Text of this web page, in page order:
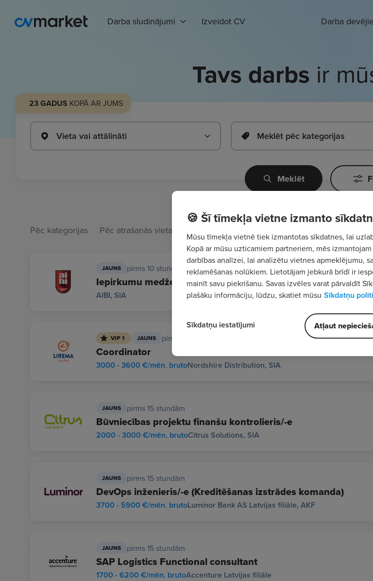
Darba sludinājumi Izveidot CV Darba
Tavs darbs ir
23 GADUS KOPĀ AR JUMS
Vieta vai attālināti Meklēt pēc kategorijas
Meklēt
Pēc kategorijas Pēc atrašanās vietas
JAUNS pirms 10 stundām
Iepirkumu medžeris/-e
AIBI, SIA
VIP 1 JAUNS pirms 10 stundām
Coordinator
Nordshire Distribution, SIA
3000 - 3600 €/mēn. bruto
JAUNS pirms 15 stundām
Būvniecības projektu finanšu kontrolieris/-e
Citrus Solutions, SIA
2000 - 3000 €/mēn. bruto
JAUNS pirms 15 stundām
DevOps inženieris/-e (Kreditēšanas izstrādes komanda)
Luminor Bank AS Latvijas filiāle, AKF
3700 - 5900 €/mēn. bruto
JAUNS pirms 15 stundām
SAP Logistics Functional consultant
Accenture Latvijas filiāle
1700 - 6200 €/mēn. bruto
🍪 Šī tīmekļa vietne izmanto
Mūsu tīmekļa vietnē tiek izmantotas sīkdatnes, lai
Kopā ar mūsu uzticamiem partneriem, mēs
darbības analīzei, lai analizētu vietnes apmeklējumu,
reklamēšanas nolūkiem. Lietotājam jebkurā brīdī ir
mainīt savu piekrišanu. Savas izvēles varat pārvaldīt
plašāku informāciju, lūdzu, skatiet mūsu Sīkdatņu
Sīkdatņu iestatījumi Atļaut